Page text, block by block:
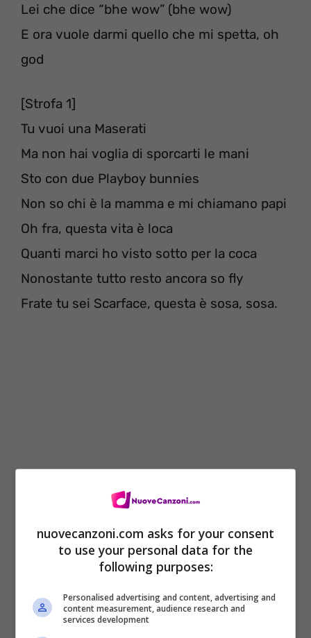
Lei che dice “bhe wow” (bhe wow)
E ora vuole darmi quello che mi spetta, oh
god
[Strofa 1]
Tu vuoi una Maserati
Ma non hai voglia di sporcarti le mani
Sto con due Playboy bunnies
Non so chi è la mamma e mi chiamano papi
Oh fra, questa vita è loca
Quanti marci ho visto sotto per la coca
Nonostante tutto resto ancora so fly
Frate tu sei Scarface, questa è sosa, sosa.
Questa casa era una traphouse (traphouse)
Prima stavo nel garage ora è una
penthouse, oh god (oh god)
Lei che dice “bhe wow”
E ora vuole darmi quello che mi spetta, oh
nuovecanzoni.com asks for your consent
to use your personal data for the
following purposes:
Personalised advertising and content, advertising and
content measurement, audience research and
services development